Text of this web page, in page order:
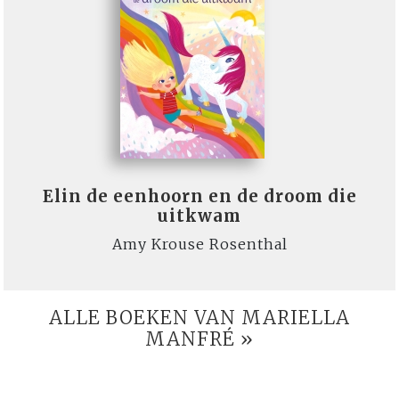
Elin de eenhoorn en de droom die
uitkwam
Amy Krouse Rosenthal
ALLE BOEKEN VAN MARIELLA
MANFRÉ »